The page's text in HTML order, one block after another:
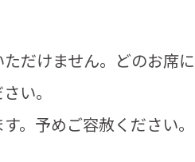
だけません。どのお席
い。
。予めご容赦ください。